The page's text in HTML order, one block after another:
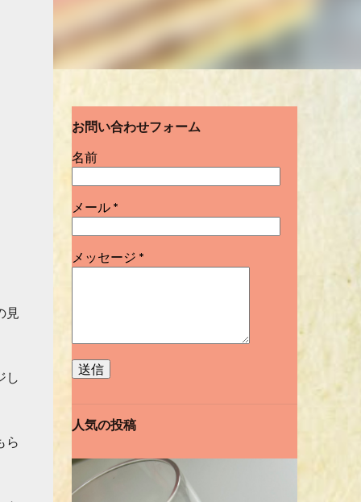
見
し
ら
お問い合わせフォーム
名前
メール *
メッセージ *
人気の投稿